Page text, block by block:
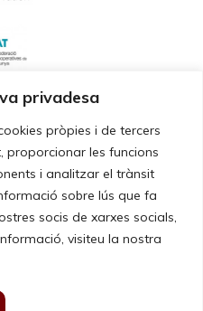
privadesa
pròpies i de tercers
proporcionar les funcions
i analitzar el trànsit
sobre lús que fa
socis de xarxes socials,
visiteu la nostra
certificats segons la norma